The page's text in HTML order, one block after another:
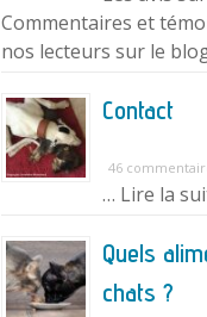
Commentaires et
nos lecteurs sur le
Contact
46
… Lire la
Quels
chats ?